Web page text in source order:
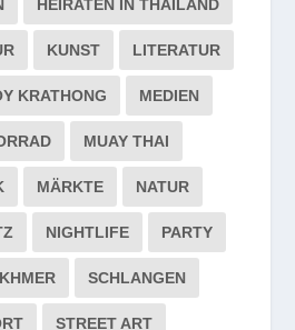
HEIRATEN IN THAILAND
KUNST LITERATUR
KRATHONG MEDIEN
MUAY THAI
MÄRKTE NATUR
NIGHTLIFE PARTY
SCHLANGEN
STREET ART